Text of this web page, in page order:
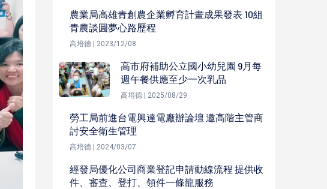
農業局高雄青創農企業孵育計畫成果發表 10組
青農談圓夢心路歷程
高培德 | 2023/12/08
高市府補助公立國小幼兒園 9月每
週午餐供應至少一次乳品
高培德 | 2025/08/29
勞工局前進台電興達電廠辦論壇 邀高階主管商
討安全衛生管理
高培德 | 2024/03/07
經發局優化公司商業登記申請動線流程 提供收
件、審查、登打、領件一條龍服務